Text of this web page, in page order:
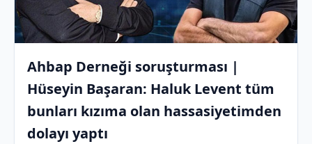
Ahbap Derneği soruşturması |
Hüseyin Başaran: Haluk Levent tüm
bunları kızıma olan hassasiyetimden
dolayı yaptı